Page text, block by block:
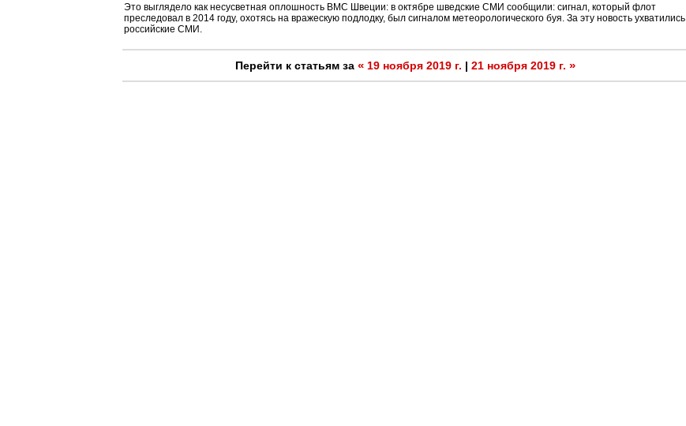
Это выглядело как несусветная оплошность ВМС Швеции: в октябре шведские СМИ сообщили: сигнал, который флот
преследовал в 2014 году, охотясь на вражескую подлодку, был сигналом метеорологического буя. За эту новость ухватились
российские СМИ.
Перейти к статьям за « 19 ноября 2019 г. | 21 ноября 2019 г. »